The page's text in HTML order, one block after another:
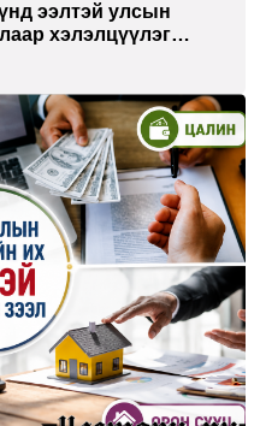
ээлтэй улсын
хэлэлцүүлэг